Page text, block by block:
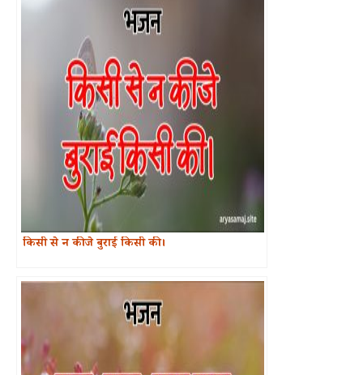
किसी से न कीजे बुराई किसी की।